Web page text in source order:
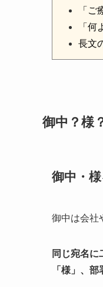
「
「何
長文
御中？様
御中・
御中は会社
同じ宛名に
「様」、